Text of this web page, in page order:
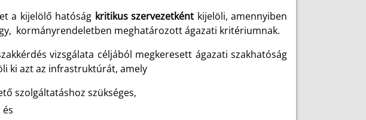
a kijelölő hatóság kritikus szervezetként kijelöli, amennyiben
kormányrendeletben meghatározott ágazati kritériumnak.
vizsgálata céljából megkeresett ágazati szakhatóság
ki azt az infrastruktúrát, amely
szolgáltatáshoz szükséges,